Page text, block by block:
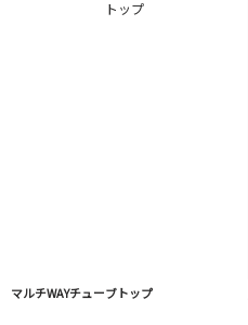
マルチWAYチューブトップ